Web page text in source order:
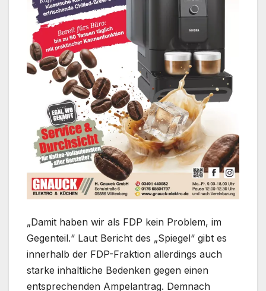
„Damit haben wir als FDP kein Problem, im
Gegenteil.“ Laut Bericht des „Spiegel“ gibt es
innerhalb der FDP-Fraktion allerdings auch
starke inhaltliche Bedenken gegen einen
entsprechenden Ampelantrag. Demnach